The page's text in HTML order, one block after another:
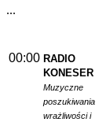
...
00:00 RADIO
KONESER
Muzyczne
poszukiwania
wrażliwości i